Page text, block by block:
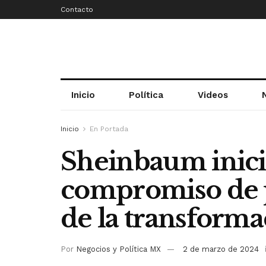
Contacto
Inicio Política Videos
Inicio En Portada
Sheinbaum
compromiso de
de la
Por Negocios y Política MX 2 de marzo de 2024